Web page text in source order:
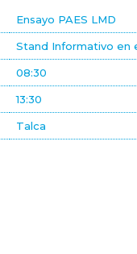
Ensayo PAES LMD
Stand Informativo en
08:30
13:30
Talca